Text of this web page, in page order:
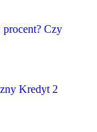
Czy
Kredyt 2